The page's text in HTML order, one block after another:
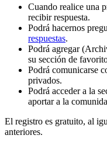
Cuando realice una
recibir respuesta.
Podrá hacernos
respuestas.
Podrá agregar
su sección de
Podrá comunicarse
privados.
Podrá acceder a la
aportar a la
El registro es gratuito, al
anteriores.